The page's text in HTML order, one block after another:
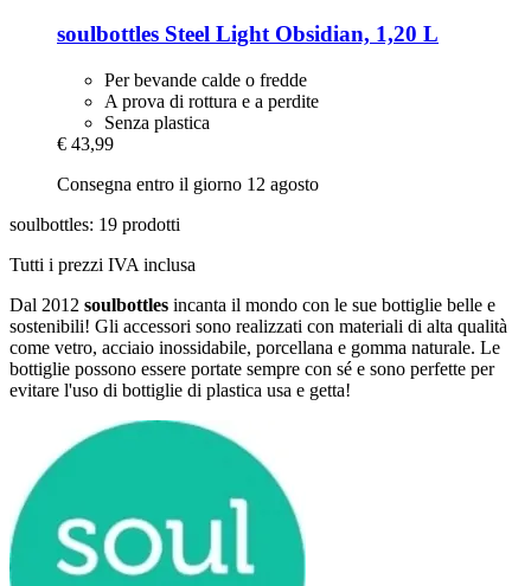
soulbottles Steel Light Obsidian, 1,20 L
Per bevande calde o fredde
A prova di rottura e a perdite
Senza plastica
€ 43,99
Consegna entro il giorno 12 agosto
soulbottles: 19 prodotti
Tutti i prezzi IVA inclusa
Dal 2012 soulbottles incanta il mondo con le sue bottiglie belle e
sostenibili! Gli accessori sono realizzati con materiali di alta qualità
come vetro, acciaio inossidabile, porcellana e gomma naturale. Le
bottiglie possono essere portate sempre con sé e sono perfette per
evitare l'uso di bottiglie di plastica usa e getta!